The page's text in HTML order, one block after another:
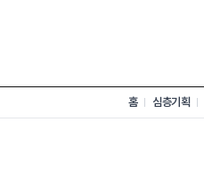
홈 심층기획